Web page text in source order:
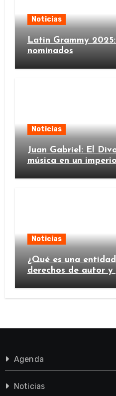
Noticias
Latin Grammy
nominados
Noticias
Juan Gabriel: El
música en un imperio
Noticias
¿Qué es una
derechos de autor y
Agenda
Noticias